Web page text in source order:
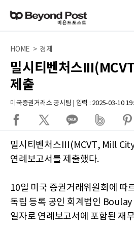
HOME > 경제
밀시티벤처스
제출
미국증권거래소 공시팀 | 입력 : 2025-03-10
밀시티벤처스III(MCVT, Mill
연례보고서를 제출했다.
10일 미국 증권거래위원회에 따
독립 등록 공인 회계법인
일자로 연례보고서에 포함된 재